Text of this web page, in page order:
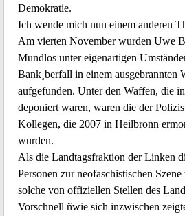
Demokratie.
Ich wende mich nun einem anderen
Am vierten November wurden Uwe
Mundlos unter eigenartigen
Bank¸berfall in einem ausgebrannten
aufgefunden. Unter den Waffen, die
deponiert waren, waren die der
Kollegen, die 2007 in Heilbronn
wurden.
Als die Landtagsfraktion der Linken
Personen zur neofaschistischen
solche von offiziellen Stellen des
Vorschnell ñwie sich inzwischen